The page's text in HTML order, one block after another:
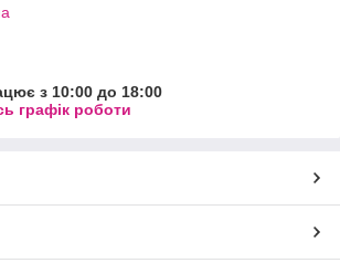
з 10:00 до 18:00
графік роботи